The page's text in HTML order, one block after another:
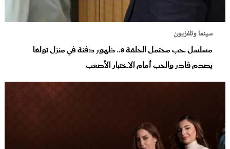
سينما وتلفزيون
مسلسل حب محتمل الحلقة 8.. ظهور دفنة في منزل تولغا
يصدم قادر والحب أمام الاختبار الأصعب